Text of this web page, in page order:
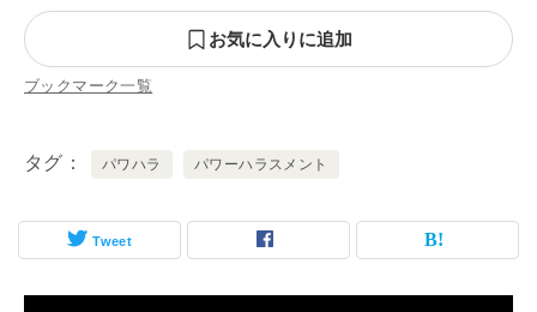
お気に入りに追加
ブックマーク一覧
タグ パワハラ パワーハラスメント
Tweet